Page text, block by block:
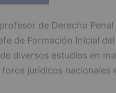
de Derecho Penal
de Formación Inicial
diversos estudios en
jurídicos nacionales